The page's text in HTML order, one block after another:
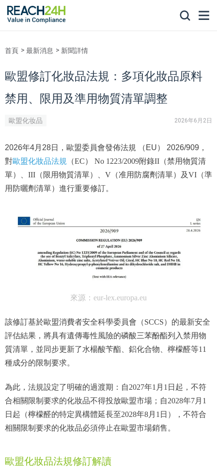
首頁 最新消息 新聞詳情
歐盟修訂化妝品法規：多項化妝品原料
禁用、限用及準用物質清單調整
歐盟化妆品 2026年6月2日
2026年4月28日，歐盟委員會發佈法規 （EU） 2026/909，
對歐盟化妝品法規 （EC） No 1223/2009附錄II（禁用物質清
單）、III（限用物質清單）、V（准用防腐劑清單）及VI（準
用防曬劑清單）進行重要修訂。
來源：eur-lex.europa.eu
該修訂基於歐盟消費者安全科學委員會（SCCS）的最新安全
評估結果，將具有遺傳毒性風險的磷酸三苯酚酯列入禁用物
質清單，並同步更新了水楊酸苄酯、鋁化合物、檸檬醛等11
種成分的限制要求。
為此，法規設定了明確的過渡期：自2027年1月1日起，不符
合相關限制要求的化妝品不得投放歐盟市場；自2028年7月1
日起（檸檬醛的特定異構體延長至2028年8月1日），不符合
相關限制要求的化妝品必須停止在歐盟市場銷售。
歐盟化妝品法規修訂解讀